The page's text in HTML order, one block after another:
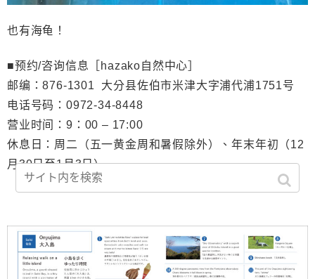
也有海龟！
■预约/咨询信息［hazako自然中心
邮编：876-1301 大分县佐伯市米津大字浦代浦1751号
电话号码： 0972-34-8448
营业时间： 9 ： 00 – 17:00
休息日：周二（五一黄金周和暑假除外）、年末年初（12
月30日至1月3日）